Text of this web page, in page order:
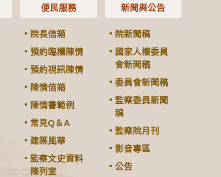
便民服務
院長信箱
預約臨櫃陳情
預約視訊陳情
陳情信箱
陳情書範例
常見Q＆A
建築風華
監察文史資料
陳列室
新聞與公告
院新聞稿
國家人權委員
會新聞稿
委員會新聞稿
監察委員新聞
稿
監察院月刊
影音專區
公告